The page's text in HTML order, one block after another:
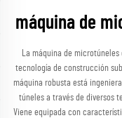
máquina de
La máquina de
tecnología de construcción
máquina robusta está
túneles a través de diversos
Viene equipada con